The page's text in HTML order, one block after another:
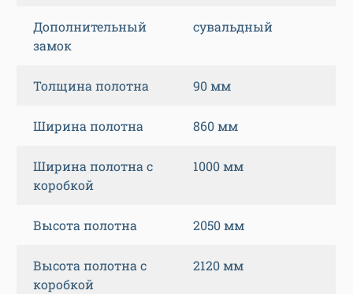
Дополнительный
замок
сувальдный
Толщина полотна 90 мм
Ширина полотна 860 мм
Ширина полотна с
коробкой
1000 мм
Высота полотна 2050 мм
Высота полотна с
коробкой
2120 мм